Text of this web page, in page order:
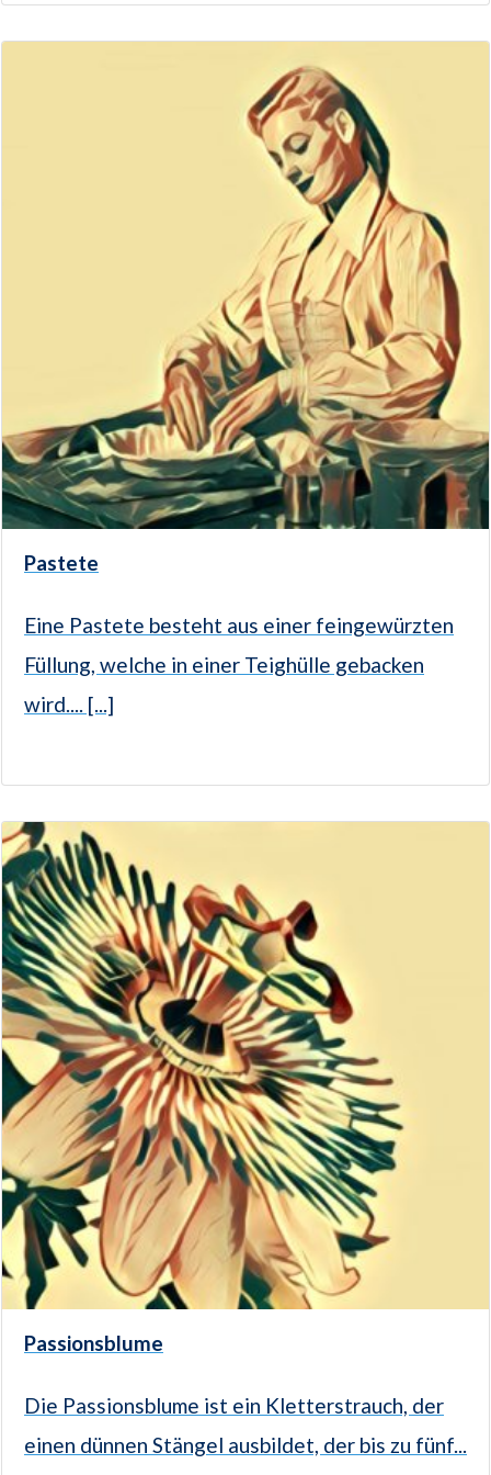
Pastete
Eine Pastete besteht aus einer feingewürzten
Füllung, welche in einer Teighülle gebacken
wird.... [...]
Passionsblume
Die Passionsblume ist ein Kletterstrauch, der
einen dünnen Stängel ausbildet, der bis zu fünf...